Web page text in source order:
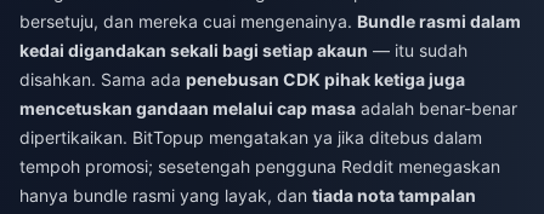
bersetuju, dan mereka cuai mengenainya. Bundle rasmi dalam
kedai digandakan sekali bagi setiap akaun — itu sudah
disahkan. Sama ada penebusan CDK pihak ketiga juga
mencetuskan gandaan melalui cap masa adalah benar-benar
dipertikaikan. BitTopup mengatakan ya jika ditebus dalam
tempoh promosi; sesetengah pengguna Reddit menegaskan
hanya bundle rasmi yang layak, dan tiada nota tampalan